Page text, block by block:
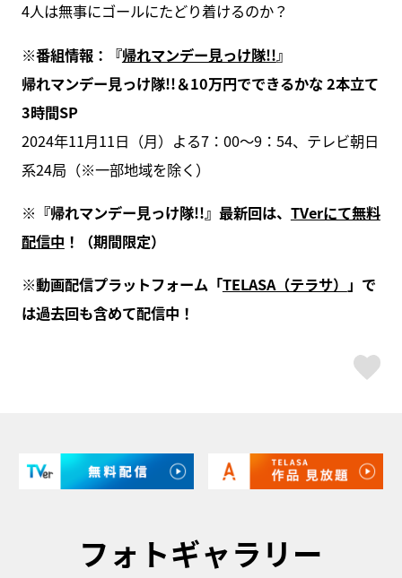
4人は無事にゴールにたどり着けるのか？
※番組情報：『帰れマンデー見っけ隊!!』
帰れマンデー見っけ隊!!＆10万円でできるかな 2本立て
3時間SP
2024年11月11日（月）よる7：00～9：54、テレビ朝日
系24局（※一部地域を除く）
※『帰れマンデー見っけ隊!!』最新回は、 TVerにて無料
配信中 ！（期間限定）
※動画配信プラットフォーム「TELASA（テラサ） 」で
は過去回も含めて配信中！
フォトギャラリー